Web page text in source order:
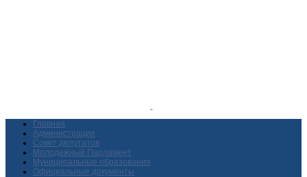
Главная
Администрация
Совет депутатов
Молодежный Парламент
Муниципальные образования
Официальные документы